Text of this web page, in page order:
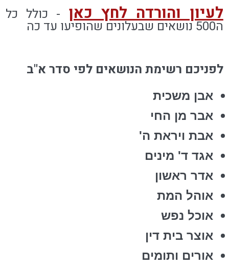
לעיון והורדה לחץ כאן - כולל כל
ה500 נושאים שבעלונים שהופיעו עד כה
לפניכם רשימת הנושאים לפי סדר א"ב
אבן משכית
אבר מן החי
אבת ויראת ה'
אגד ד' מינים
אדר ראשון
אוהל המת
אוכל נפש
אוצר בית דין
אורים ותומים